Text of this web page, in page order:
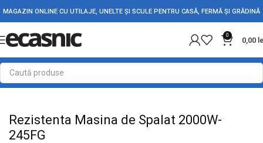
MAGAZIN ONLINE CU UTILAJE, UNELTE ȘI SCULE PENTRU CASĂ, FERMĂ ȘI GRĂDINĂ
0
0,00
Prima pagină Casă Rezistente Electrice Rezistente pentru Masini de Spalat
Rezistenta Masina de Spalat 2000W-
245FG